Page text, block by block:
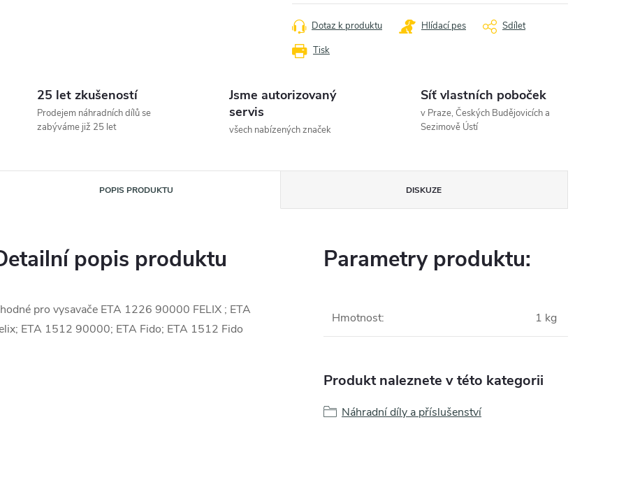
Tisk
Dotaz k produktu Hlídací pes Sdílet
25 let zkušeností
Prodejem náhradních dílů se
zabýváme již 25 let
Jsme autorizovaný
servis
všech nabízených značek
Síť vlastních poboček
v Praze, Českých Budějovicích a
Sezimově Ústí
POPIS PRODUKTU DISKUZE
popis produktu
pro vysavače ETA 1226 90000 FELIX ; ETA
ETA 1512 90000; ETA Fido; ETA 1512 Fido
Parametry produktu:
Hmotnost: 1 kg
Produkt naleznete v této kategorii
Náhradní díly a příslušenství